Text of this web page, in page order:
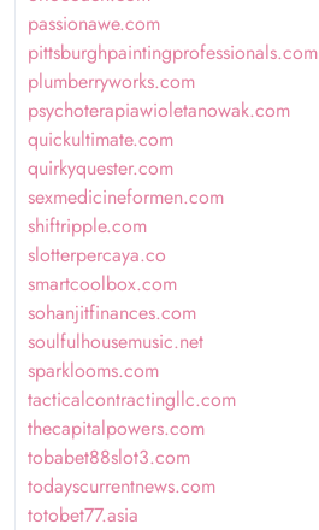
passionawe.com
pittsburghpaintingprofessionals.com
plumberryworks.com
psychoterapiawioletanowak.com
quickultimate.com
quirkyquester.com
sexmedicineformen.com
shiftripple.com
slotterpercaya.co
smartcoolbox.com
sohanjitfinances.com
soulfulhousemusic.net
sparklooms.com
tacticalcontractingllc.com
thecapitalpowers.com
tobabet88slot3.com
todayscurrentnews.com
totobet77.asia